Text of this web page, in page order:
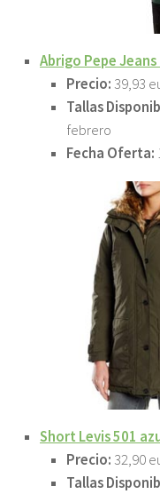
Abrigo Pepe Jeans
Precio: 39,93
Tallas
febrero
Fecha Oferta:
Short Levis 501
Precio: 32,90
Tallas